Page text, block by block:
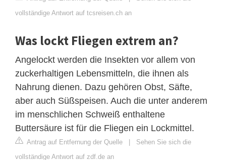
vollständige Antwort auf tcsreisen.ch an
Was lockt Fliegen extrem an?
Angelockt werden die Insekten vor allem von
zuckerhaltigen Lebensmitteln, die ihnen als
Nahrung dienen. Dazu gehören Obst, Säfte,
aber auch Süßspeisen. Auch die unter anderem
im menschlichen Schweiß enthaltene
Buttersäure ist für die Fliegen ein Lockmittel.
Antrag auf Entfernung der Quelle | Sehen Sie sich die
vollständige Antwort auf zdf.de an